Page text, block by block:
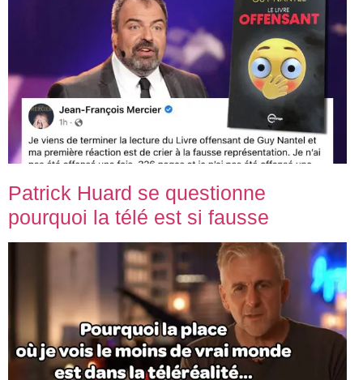
Patrick Huard se questionne
pourquoi la télé est si fausse